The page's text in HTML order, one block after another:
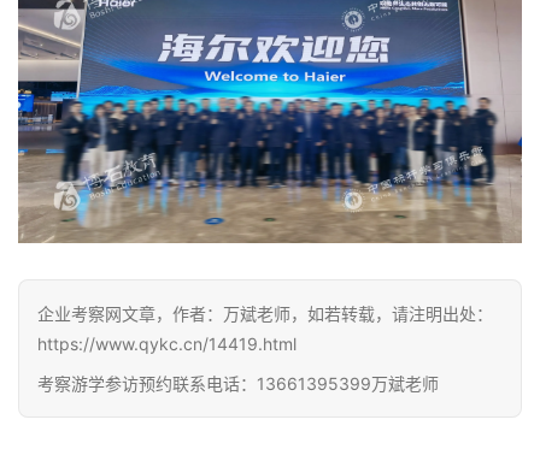
训
企业考察网文章，作者：万斌老师，如若转载，请注明出处：
https://www.qykc.cn/14419.html
考察游学参访预约联系电话：13661395399万斌老师